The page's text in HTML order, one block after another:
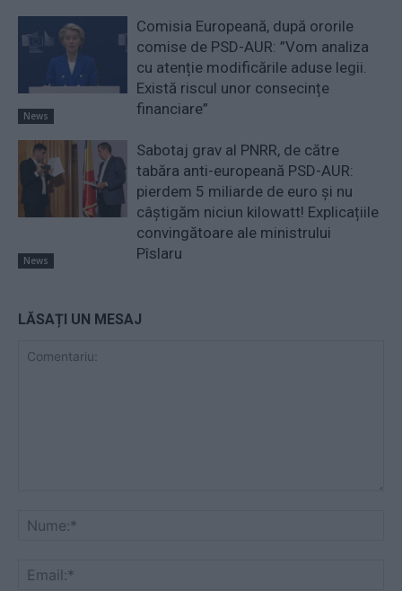
News
Comisia Europeană, după ororile
comise de PSD-AUR: ”Vom analiza
cu atenție modificările aduse legii.
Există riscul unor consecințe
financiare”
News
Sabotaj grav al PNRR, de către
tabăra anti-europeană PSD-AUR:
pierdem 5 miliarde de euro și nu
câștigăm niciun kilowatt! Explicațiile
convingătoare ale ministrului
Pîslaru
LĂSAȚI UN MESAJ